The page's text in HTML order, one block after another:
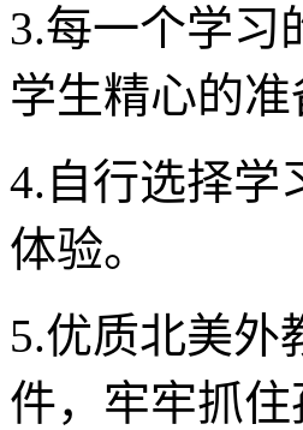
3.每一个学习
学生精心的准
4.自行选择学
体验。
5.优质北美外
件，牢牢抓